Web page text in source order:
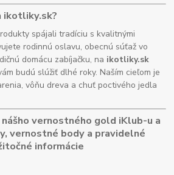
ikotliky.sk?
spájali tradíciu s kvalitnými
rodinnú oslavu, obecnú súťaž vo
domácu zabíjačku, na ikotliky.sk
budú slúžiť dlhé roky. Naším cieľom je
vôňu dreva a chuť poctivého jedla
vernostného gold iKlub-u a
vernostné body a pravidelné
informácie